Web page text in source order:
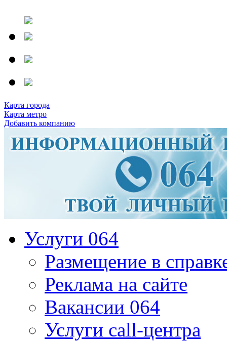
Карта города
Карта метро
Добавить компанию
Услуги 064
Размещение в
Реклама на сайте
Вакансии 064
Услуги call-центра